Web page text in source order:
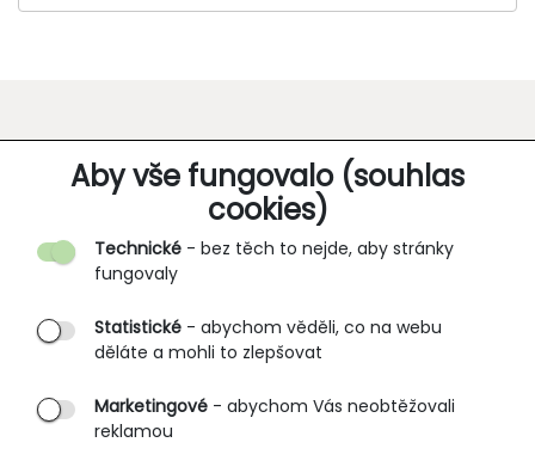
Aby vše fungovalo (souhlas
cookies)
Technické - bez těch to nejde, aby stránky
fungovaly
Statistické - abychom věděli, co na webu
děláte a mohli to zlepšovat
Marketingové - abychom Vás neobtěžovali
reklamou
O SPOLEČNOSTI
O nás
Partnerské prodejny
B2B vstup
PRŮVODCE NAKUPOVÁNÍM
Obchodní podmínky